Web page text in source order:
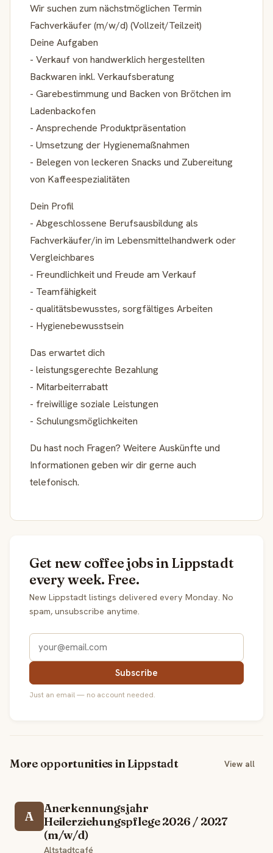
Wir suchen zum nächstmöglichen Termin
Fachverkäufer (m/w/d) (Vollzeit/Teilzeit)
Deine Aufgaben
- Verkauf von handwerklich hergestellten
Backwaren inkl. Verkaufsberatung
- Garebestimmung und Backen von Brötchen im
Ladenbackofen
- Ansprechende Produktpräsentation
- Umsetzung der Hygienemaßnahmen
- Belegen von leckeren Snacks und Zubereitung
von Kaffeespezialitäten
Dein Profil
- Abgeschlossene Berufsausbildung als
Fachverkäufer/in im Lebensmittelhandwerk oder
Vergleichbares
- Freundlichkeit und Freude am Verkauf
- Teamfähigkeit
- qualitätsbewusstes, sorgfältiges Arbeiten
- Hygienebewusstsein
Das erwartet dich
- leistungsgerechte Bezahlung
- Mitarbeiterrabatt
- freiwillige soziale Leistungen
- Schulungsmöglichkeiten
Du hast noch Fragen? Weitere Auskünfte und
Informationen geben wir dir gerne auch
telefonisch.
Get new coffee jobs in Lippstadt
every week. Free.
New Lippstadt listings delivered every Monday. No
spam, unsubscribe anytime.
Subscribe
Just an email — no account needed.
More opportunities in Lippstadt View all
A
Anerkennungsjahr
Heilerziehungspflege 2026 / 2027
(m/w/d)
Altstadtcafé